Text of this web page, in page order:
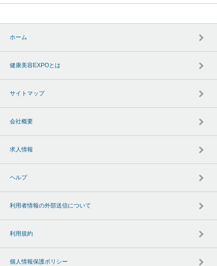
ホーム
健康美容EXPOとは
サイトマップ
会社概要
求人情報
ヘルプ
利用者情報の外部送信について
利用規約
個人情報保護ポリシー